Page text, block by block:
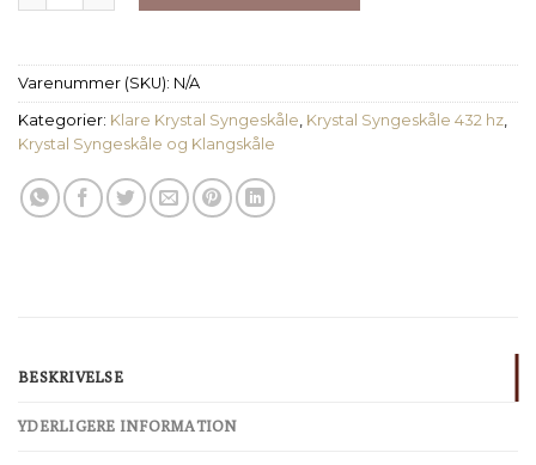
Varenummer (SKU): N/A
Kategorier: Klare Krystal Syngeskåle, Krystal Syngeskåle 432 hz,
Krystal Syngeskåle og Klangskåle
BESKRIVELSE
YDERLIGERE INFORMATION